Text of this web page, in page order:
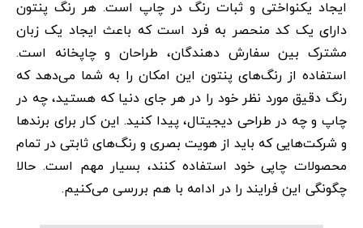
ایجاد یکنواختی و ثبات رنگ در چاپ است. هر رنگ پنتون
دارای یک کد منحصر به فرد است که باعث ایجاد یک زبان
مشترک بین سفارش دهندگان، طراحان و چاپخانه است.
استفاده از رنگ‌های پنتون این امکان را به شما می‌دهد که
رنگ دقیق مورد نظر خود را در هر جای دنیا که هستید، چه در
چاپ و چه در طراحی دیجیتال، پیدا کنید. این کار برای برندها
و شرکت‌هایی که باید از هویت بصری و رنگ‌های ثابتی در تمام
محصولات چاپی خود استفاده کنند، بسیار مهم است. حالا
چگونگی این فرایند را در ادامه با هم بررسی می‌کنیم.